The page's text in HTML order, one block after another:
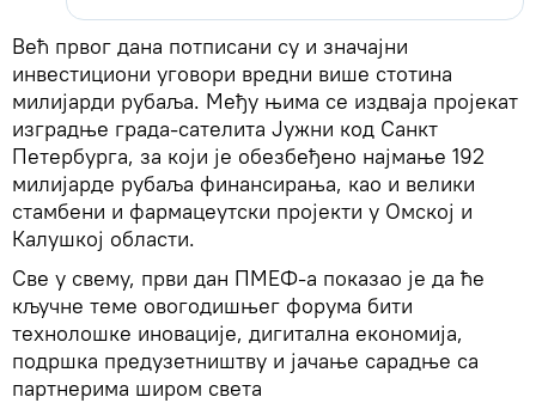
Већ првог дана потписани су и значајни
инвестициони уговори вредни више стотина
милијарди рубаља. Међу њима се издваја пројекат
изградње града-сателита Јужни код Санкт
Петербурга, за који је обезбеђено најмање 192
милијарде рубаља финансирања, као и велики
стамбени и фармацеутски пројекти у Омској и
Калушкој области.
Све у свему, први дан ПМЕФ-а показао је да ће
кључне теме овогодишњег форума бити
технолошке иновације, дигитална економија,
подршка предузетништву и јачање сарадње са
партнерима широм света